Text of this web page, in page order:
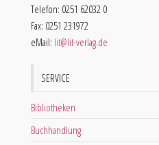
Telefon: 0251 62032 0
Fax: 0251 231972
eMail: lit@lit-verlag.de
SERVICE
Bibliotheken
Buchhandlung